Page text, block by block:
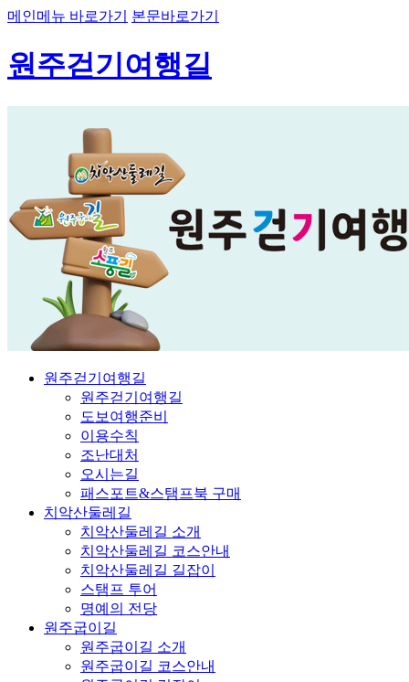
메인메뉴 바로가기 본문바로가기
원주걷기여행길
원주걷기여행길
원주걷기여행길
도보여행준비
이용수칙
조난대처
오시는길
패스포트&스탬프북 구매
치악산둘레길
치악산둘레길 소개
치악산둘레길 코스안내
치악산둘레길 길잡이
스탬프 투어
명예의 전당
원주굽이길
원주굽이길 소개
원주굽이길 코스안내